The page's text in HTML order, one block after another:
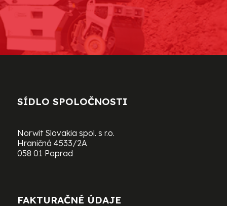
SÍDLO SPOLOČNOSTI
Norwit Slovakia spol. s r.o.
Hraničná 4533/2A
058 01 Poprad
FAKTURAČNÉ ÚDAJE